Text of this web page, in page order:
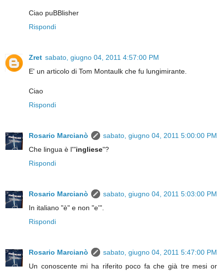
Ciao puBBlisher
Rispondi
Zret sabato, giugno 04, 2011 4:57:00 PM
E' un articolo di Tom Montaulk che fu lungimirante.
Ciao
Rispondi
Rosario Marcianò
sabato, giugno 04, 2011 5:00:00 PM
Che lingua è l'"ingliese"?
Rispondi
Rosario Marcianò
sabato, giugno 04, 2011 5:03:00 PM
In italiano "è" e non "e'".
Rispondi
Rosario Marcianò
sabato, giugno 04, 2011 5:47:00 PM
Un conoscente mi ha riferito poco fa che già tre mesi or